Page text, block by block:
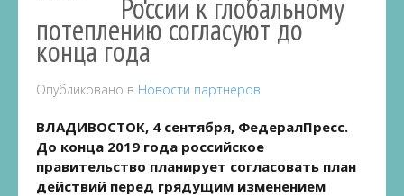
России к глобальному
потеплению согласуют до
конца года
Опубликовано в Новости партнеров
ВЛАДИВОСТОК, 4 сентября, ФедералПресс.
До конца 2019 года российское
правительство планирует согласовать план
действий перед грядущим изменением